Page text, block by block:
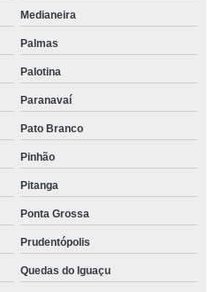
Medianeira
Palmas
Palotina
Paranavaí
Pato Branco
Pinhão
Pitanga
Ponta Grossa
Prudentópolis
Quedas do Iguaçu